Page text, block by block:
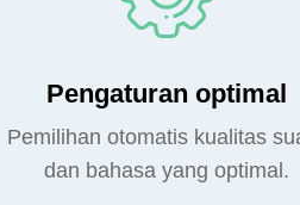
Pengaturan optimal
Pemilihan otomatis kualitas
dan bahasa yang optimal.